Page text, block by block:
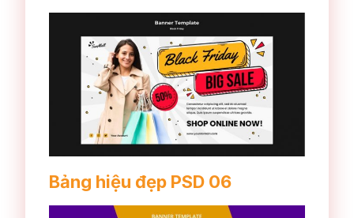
Bảng hiệu đẹp PSD 06